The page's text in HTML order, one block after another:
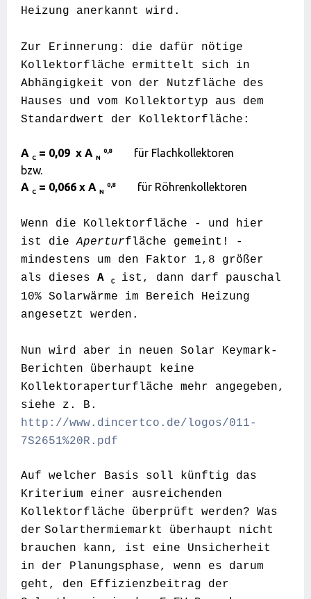
Heizung anerkannt wird.
Zur Erinnerung: die dafür nötige
Kollektorfläche ermittelt sich in
Abhängigkeit von der Nutzfläche des
Hauses und vom Kollektortyp aus dem
Standardwert der Kollektorfläche:
A C = 0,09 x A N
0,8für Flachkollektoren
bzw.
A C = 0,066 x A N
0,8für Röhrenkollektoren
Wenn die Kollektorfläche - und hier
ist dieAperturfläche gemeint! -
mindestens um den Faktor 1,8 größer
als dieses A C
ist, dann darf pauschal
10% Solarwärme im Bereich Heizung
angesetzt werden.
Nun wird aber in neuen Solar Keymark-
Berichten überhaupt keine
Kollektoraperturfläche mehr angegeben,
siehe z. B.
http://www.dincertco.de/logos/011-
7S2651%20R.pdf
Auf welcher Basis soll künftig das
Kriterium einer ausreichenden
Kollektorfläche überprüft werden? Was
der Solarthermiemarkt überhaupt nicht
brauchen kann, ist eine Unsicherheit
in der Planungsphase, wenn es darum
geht, den Effizienzbeitrag der